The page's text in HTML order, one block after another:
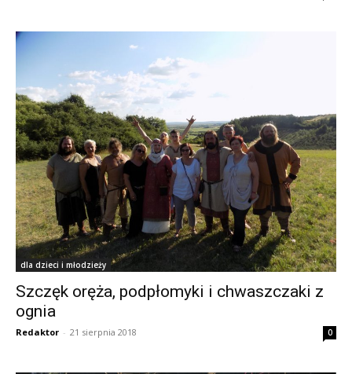
dla dzieci i młodzieży
Szczęk oręża, podpłomyki i chwaszczaki z
ognia
Redaktor - 21 sierpnia 2018 0